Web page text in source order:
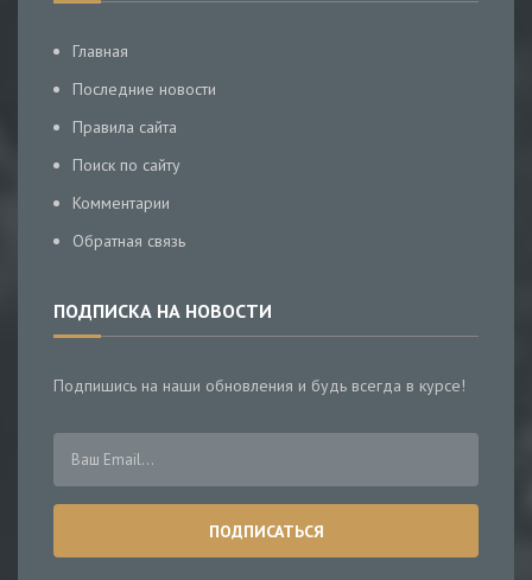
Главная
Последние новости
Правила сайта
Поиск по сайту
Комментарии
Обратная связь
ПОДПИСКА НА НОВОСТИ
Подпишись на наши обновления и будь всегда в курсе!